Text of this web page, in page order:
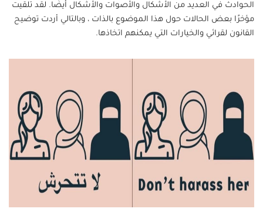
الحوادث في العديد من الأشكال والأصوات والأشكال أيضًا. لقد تلقيت
مؤخرًا بعض الحالات حول هذا الموضوع بالذات ، وبالتالي أردت توضيح
القانون لقرائي والخيارات التي يمكنهم اتخاذها.